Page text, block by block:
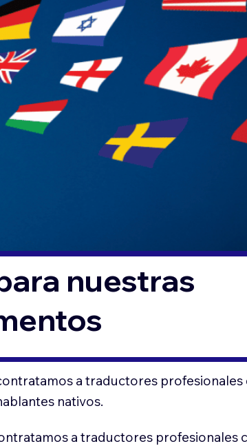
nuestras
a traductores profesionales
nativos.
a traductores profesionales